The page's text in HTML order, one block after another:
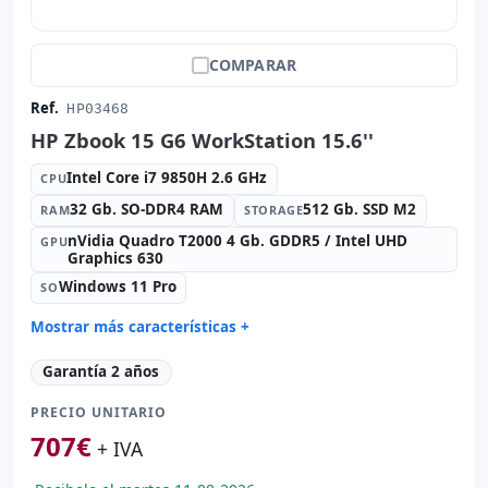
COMPARAR
Ref. HP03468
HP Zbook 15 G6 WorkStation 15.6''
CPUIntel Core i7 9850H 2.6 GHz
RAM32 Gb. SO-DDR4 RAM STORAGE512 Gb. SSD M2
GPUnVidia Quadro T2000 4 Gb. GDDR5 / Intel UHD
Graphics 630
SOWindows 11 Pro
Mostrar más características +
Connectivity: RJ-45 · WIFI · Bluetooth
Sonido: Bang & Olufsen audio
Red: Intel L219LM
Puertos: 2x Thunderbolt · 3x USB 3.0
Garantía 2 años
PRECIO UNITARIO
707€ + IVA